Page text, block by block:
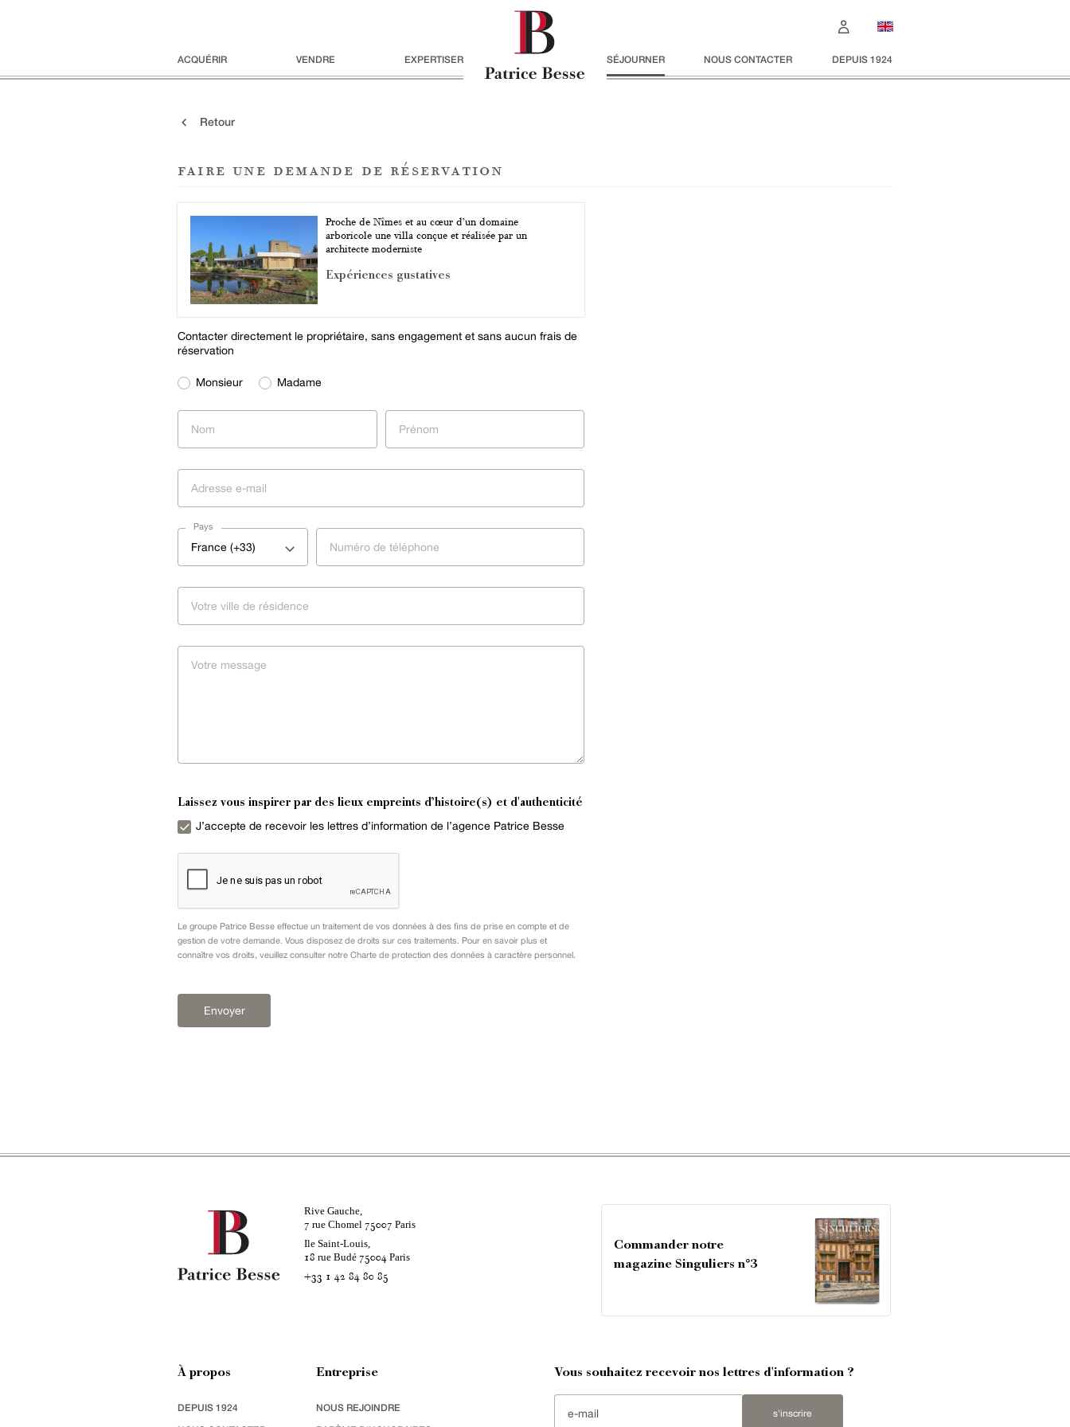
ACQUÉRIR VENDRE EXPERTISER SÉJOURNER NOUS CONTACTER DEPUIS 1924
Retour
faire une demande de réservation
Proche de Nîmes et au cœur d’un domaine
arboricole une villa conçue et réalisée par un
architecte moderniste
Expériences gustatives
Contacter directement le propriétaire, sans engagement et sans aucun frais de
réservation
Monsieur Madame
Pays
France (+33)
Laissez vous inspirer par des lieux empreints d’histoire(s) et d'authenticité
J’accepte de recevoir les lettres d’information de l’agence Patrice Besse
Le groupe Patrice Besse effectue un traitement de vos données à des fins de prise en compte et de
gestion de votre demande. Vous disposez de droits sur ces traitements. Pour en savoir plus et
connaître vos droits, veuillez consulter notre Charte de protection des données à caractère personnel.
Envoyer
Rive Gauche,
7 rue Chomel 75007 Paris
Ile Saint-Louis,
18 rue Budé 75004 Paris
+33 1 42 84 80 85
Commander notre
magazine Singuliers n°3
À propos
DEPUIS 1924
Entreprise
NOUS REJOINDRE
Vous souhaitez recevoir nos lettres d'information ?
s'inscrire